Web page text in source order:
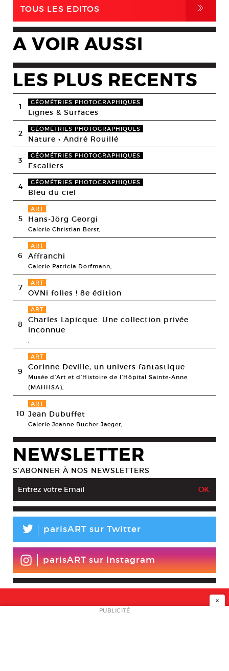
TOUS LES EDITOS ,
A VOIR AUSSI
LES PLUS RECENTS
1 GÉOMÉTRIES PHOTOGRAPHIQUES
Lignes & Surfaces
2 GÉOMÉTRIES PHOTOGRAPHIQUES
Nature • André Rouillé
3 GÉOMÉTRIES PHOTOGRAPHIQUES
Escaliers
4 GÉOMÉTRIES PHOTOGRAPHIQUES
Bleu du ciel
5
ART
Hans-Jörg Georgi
Galerie Christian Berst,
6
ART
Affranchi
Galerie Patricia Dorfmann,
7 ART
OVNi folies ! 8e édition
8
ART
Charles Lapicque. Une collection privée
inconnue
9
ART
Corinne Deville, un univers fantastique
Musée d’Art et d’Histoire de l’Hôpital Sainte-Anne
(MAHHSA),
10
ART
Jean Dubuffet
Galerie Jeanne Bucher Jaeger,
NEWSLETTER
S’ABONNER À NOS NEWSLETTERS
L parisART sur Twitter
parisART sur Instagram
NEWSLETTER
×
PUBLICITÉ